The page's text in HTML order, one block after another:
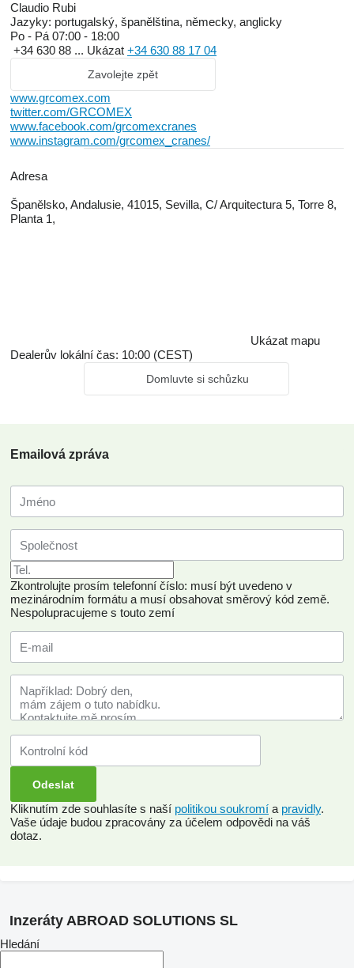
Claudio Rubi
Jazyky: portugalský, španělština, německy, anglicky
Po - Pá 07:00 - 18:00
+34 630 88 ... Ukázat +34 630 88 17 04
Zavolejte zpět
www.grcomex.com
twitter.com/GRCOMEX
www.facebook.com/grcomexcranes
www.instagram.com/grcomex_cranes/
Adresa
Španělsko, Andalusie, 41015, Sevilla, C/ Arquitectura 5, Torre 8,
Planta 1,
Ukázat mapu
Dealerův lokální čas: 10:00 (CEST)
Domluvte si schůzku
Emailová zpráva
Zkontrolujte prosím telefonní číslo: musí být uvedeno v
mezinárodním formátu a musí obsahovat směrový kód země.
Nespolupracujeme s touto zemí
Kliknutím zde souhlasíte s naší politikou soukromí a pravidly.
Vaše údaje budou zpracovány za účelem odpovědi na váš
dotaz.
Inzeráty ABROAD SOLUTIONS SL
Hledání